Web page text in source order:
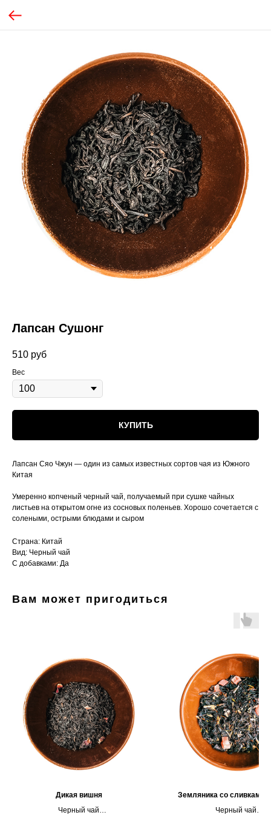
Лапсан Сушонг
510 руб
Вес
КУПИТЬ
Лапсан Сяо Чжун — один из самых известных сортов чая из Южного
Китая
Умеренно копченый черный чай, получаемый при сушке чайных
листьев на открытом огне из сосновых поленьев. Хорошо сочетается с
солеными, острыми блюдами и сыром
Страна: Китай
Вид: Черный чай
С добавками: Да
Вам может пригодиться
Дикая вишня
Черный чай
Земляника со сливками
Черный чай